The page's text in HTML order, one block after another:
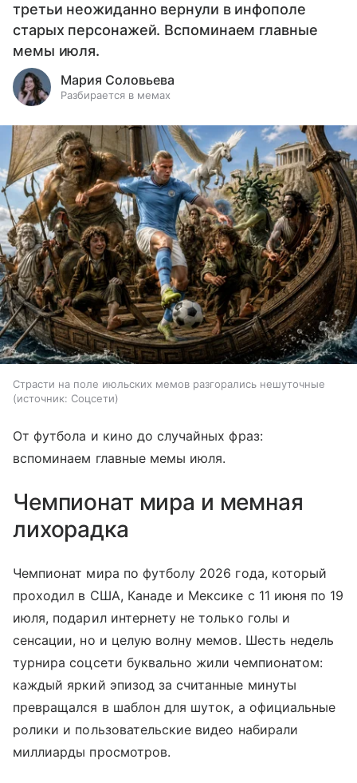
третьи неожиданно вернули в инфополе
старых персонажей. Вспоминаем главные
мемы июля.
Мария Соловьева
Разбирается в мемах
Страсти на поле июльских мемов разгорались нешуточные
источник: Соцсети
От футбола и кино до случайных фраз:
вспоминаем главные мемы июля.
Чемпионат мира и мемная
лихорадка
Чемпионат мира по футболу 2026 года, который
проходил в США, Канаде и Мексике с 11 июня по 19
июля, подарил интернету не только голы и
сенсации, но и целую волну мемов. Шесть недель
турнира соцсети буквально жили чемпионатом:
каждый яркий эпизод за считанные минуты
превращался в шаблон для шуток, а официальные
ролики и пользовательские видео набирали
миллиарды просмотров.